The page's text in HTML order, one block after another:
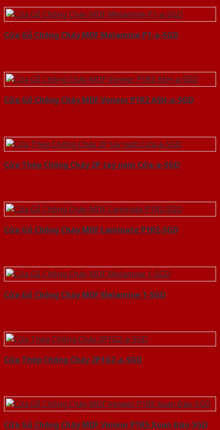
Cửa Gỗ Chống Cháy MDF Melamine P1-a-SGD
Cửa Gỗ Chống Cháy MDF Veneer P1R2 ASH-a-SGD
Cửa Thép Chống Cháy 2P tay nam Cửa-a-SGD
Cửa Gỗ Chống Cháy MDF Laminate P1R2-SGD
Cửa Gỗ Chống Cháy MDF Melamine 1-SGD
Cửa Thép Chống Cháy 2P1G2-a-SGD
Cửa Gỗ Chống Cháy MDF Veneer P1R5 Xoan Đào-SGD